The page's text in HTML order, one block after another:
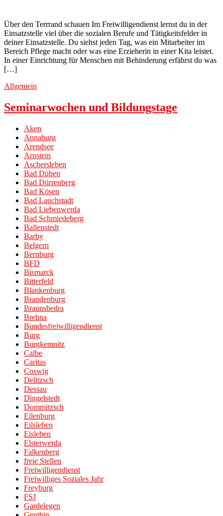
Über den Terrrand schauen Im Freiwilligendienst lernst du in der
Einsatzstelle viel über die sozialen Berufe und Tätigkeitsfelder in
deiner Einsatzstelle. Du siehst jeden Tag, was ein Mitarbeiter im
Bereich Pflege macht oder was eine Erzieherin in einer Kita leistet.
In einer Einrichtung für Menschen mit Behinderung erfährst du was
[…]
Allgemein
Seminarwochen und Bildungstage
Aken
Annaburg
Arendsee
Arnstein
Aschersleben
Bad Düben
Bad Dürrenberg
Bad Kösen
Bad Lauchstadt
Bad Liebenwerda
Bad Schmiedeberg
Ballenstedt
Barby
Belgern
Bernburg
BFD
Bismarck
Bitterfeld
Blankenburg
Brandenburg
Braunsbedra
Brehna
Bundesfreiwilligendienst
Burg
Burgkemnitz
Calbe
Caritas
Coswig
Delitzsch
Dessau
Dingelstedt
Dommitzsch
Eilenburg
Eilsleben
Eisleben
Elsterwerda
Falkenberg
freie Stellen
Freiwilligendienst
Freiwilliges Soziales Jahr
Freyburg
FSJ
Gardelegen